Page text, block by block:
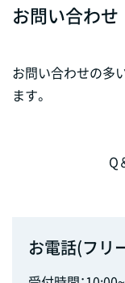
お問い合わせ
お問い合わせの多
ます。
Q
お電話(フリ